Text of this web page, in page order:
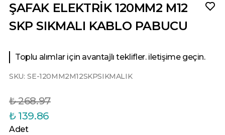
ŞAFAK ELEKTRİK 120MM2 M12
SKP SIKMALI KABLO PABUCU
Toplu alımlar için avantajlı teklifler. iletişime geçin.
SKU: SE-120MM2M12SKPSIKMALIK
₺ 268.97
₺ 139.86
Adet